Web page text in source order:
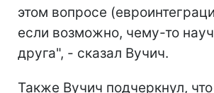
этом вопросе
если возможно, чему-то
друга", - сказал Вучич.
Также Вучич подчеркнул,